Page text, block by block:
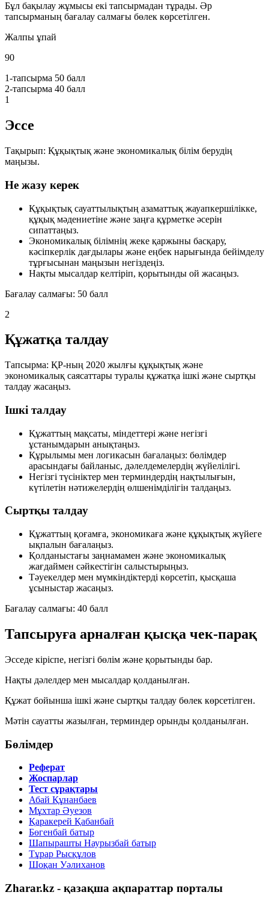
Бұл бақылау жұмысы екі тапсырмадан тұрады. Әр
тапсырманың бағалау салмағы бөлек көрсетілген.
Жалпы ұпай
90
1-тапсырма 50 балл
2-тапсырма 40 балл
1
Эссе
Тақырып: Құқықтық және экономикалық білім берудің
маңызы.
Не жазу керек
Құқықтық сауаттылықтың азаматтық жауапкершілікке,
құқық мәдениетіне және заңға құрметке әсерін
сипаттаңыз.
Экономикалық білімнің жеке қаржыны басқару,
кәсіпкерлік дағдылары және еңбек нарығында бейімделу
тұрғысынан маңызын негіздеңіз.
Нақты мысалдар келтіріп, қорытынды ой жасаңыз.
Бағалау салмағы: 50 балл
2
Құжатқа талдау
Тапсырма: ҚР-ның 2020 жылғы құқықтық және
экономикалық саясаттары туралы құжатқа ішкі және сыртқы
талдау жасаңыз.
Ішкі талдау
Құжаттың мақсаты, міндеттері және негізгі
ұстанымдарын анықтаңыз.
Құрылымы мен логикасын бағалаңыз: бөлімдер
арасындағы байланыс, дәлелдемелердің жүйелілігі.
Негізгі түсініктер мен терминдердің нақтылығын,
күтілетін нәтижелердің өлшенімділігін талдаңыз.
Сыртқы талдау
Құжаттың қоғамға, экономикаға және құқықтық жүйеге
ықпалын бағалаңыз.
Қолданыстағы заңнамамен және экономикалық
жағдаймен сәйкестігін салыстырыңыз.
Тәуекелдер мен мүмкіндіктерді көрсетіп, қысқаша
ұсыныстар жасаңыз.
Бағалау салмағы: 40 балл
Тапсыруға арналған қысқа чек-парақ
Эсседе кіріспе, негізгі бөлім және қорытынды бар.
Нақты дәлелдер мен мысалдар қолданылған.
Құжат бойынша ішкі және сыртқы талдау бөлек көрсетілген.
Мәтін сауатты жазылған, терминдер орынды қолданылған.
Бөлімдер
Реферат
Жоспарлар
Тест сұрақтары
Абай Құнанбаев
Мұхтар Әуезов
Қаракерей Қабанбай
Бөгенбай батыр
Шапырашты Наурызбай батыр
Тұрар Рысқұлов
Шоқан Уәлиханов
Zharar.kz - қазақша ақпараттар порталы